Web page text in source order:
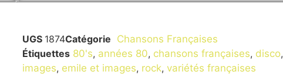
UGS 1874Catégorie Chansons Françaises
Étiquettes 80's, années 80, chansons françaises, disco,
images, emile et images, rock, variétés françaises